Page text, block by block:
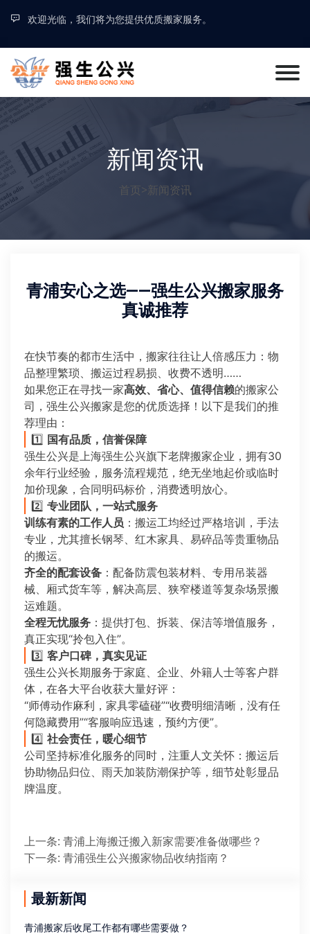
欢迎光临，我们将为您提供优质搬家服务。
新闻资讯
首页>新闻资讯
青浦安心之选——强生公兴搬家服务
真诚推荐
在快节奏的都市生活中，搬家往往让人倍感压力：物
品整理繁琐、搬运过程易损、收费不透明……
如果您正在寻找一家高效、省心、值得信赖的搬家公
司，强生公兴搬家是您的优质选择！以下是我们的推
荐理由：
1️⃣ 国有品质，信誉保障
强生公兴是上海强生公兴旗下老牌搬家企业，拥有30
余年行业经验，服务流程规范，绝无坐地起价或临时
加价现象，合同明码标价，消费透明放心。
2️⃣ 专业团队，一站式服务
训练有素的工作人员 ：搬运工均经过严格培训，手法
专业，尤其擅长钢琴、红木家具、易碎品等贵重物品
的搬运。
齐全的配套设备 ：配备防震包装材料、专用吊装器
械、厢式货车等，解决高层、狭窄楼道等复杂场景搬
运难题。
全程无忧服务 ：提供打包、拆装、保洁等增值服务，
真正实现“拎包入住”。
3️⃣ 客户口碑，真实见证
强生公兴长期服务于家庭、企业、外籍人士等客户群
体，在各大平台收获大量好评：
“师傅动作麻利，家具零磕碰”“收费明细清晰，没有任
何隐藏费用”“客服响应迅速，预约方便”。
4️⃣ 社会责任，暖心细节
公司坚持标准化服务的同时，注重人文关怀：搬运后
协助物品归位、雨天加装防潮保护等，细节处彰显品
牌温度。
上一条: 青浦上海搬迁搬入新家需要准备做哪些？
下一条: 青浦强生公兴搬家物品收纳指南？
最新新闻
青浦搬家后收尾工作都有哪些需要做？